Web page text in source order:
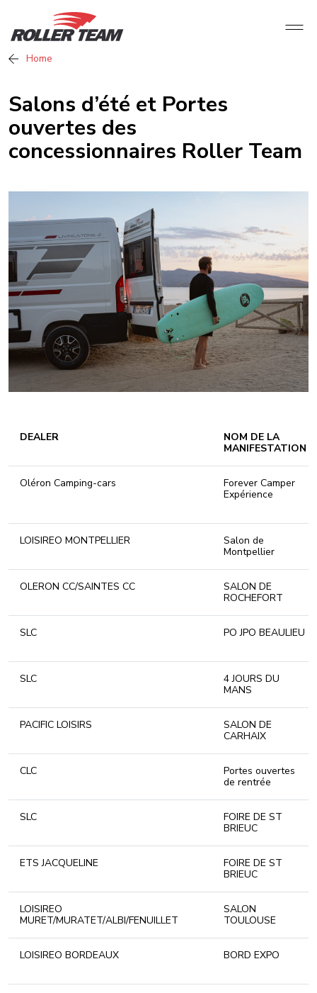
Home
Salons d’été et Portes
ouvertes des
concessionnaires Roller Team
DEALER
NOM DE LA
MANIFESTATION
Oléron Camping-cars
Forever Camper
Expérience
LOISIREO MONTPELLIER
Salon de
Montpellier
OLERON CC/SAINTES CC
SALON DE
ROCHEFORT
SLC PO JPO BEAULIEU
SLC
4 JOURS DU
MANS
PACIFIC LOISIRS
SALON DE
CARHAIX
CLC
Portes ouvertes
de rentrée
SLC
FOIRE DE ST
BRIEUC
ETS JACQUELINE
FOIRE DE ST
BRIEUC
LOISIREO
MURET/MURATET/ALBI/FENUILLET
SALON
TOULOUSE
LOISIREO BORDEAUX BORD EXPO